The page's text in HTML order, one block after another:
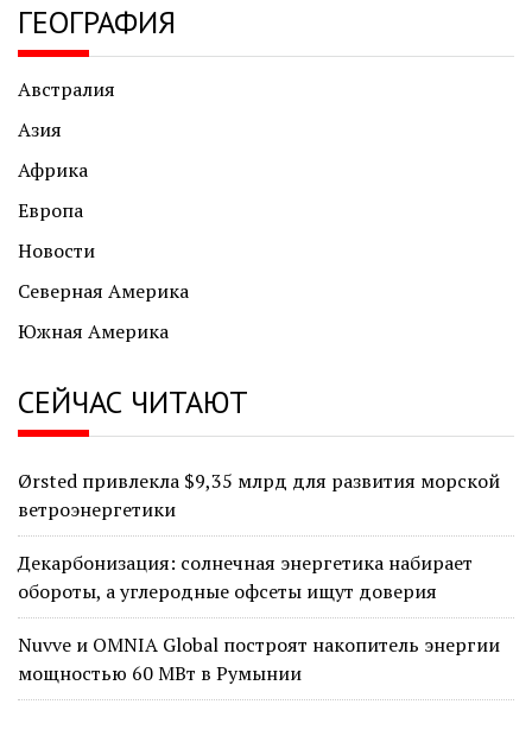
ГЕОГРАФИЯ
Австралия
Азия
Африка
Европа
Новости
Северная Америка
Южная Америка
СЕЙЧАС ЧИТАЮТ
Ørsted привлекла $9,35 млрд для развития морской
ветроэнергетики
Декарбонизация: солнечная энергетика набирает
обороты, а углеродные офсеты ищут доверия
Nuvve и OMNIA Global построят накопитель энергии
мощностью 60 МВт в Румынии